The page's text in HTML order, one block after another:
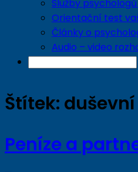
Služby
Orientační test
Články o
Audio – video
Štítek:
Peníze a